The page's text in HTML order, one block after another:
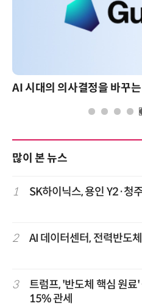
많이 본 뉴스
1 SK하이닉스, 용인 Y2·청
2 AI 데이터센터, 전력반도
3
트럼프, '반도체 핵심 원료
15% 관세